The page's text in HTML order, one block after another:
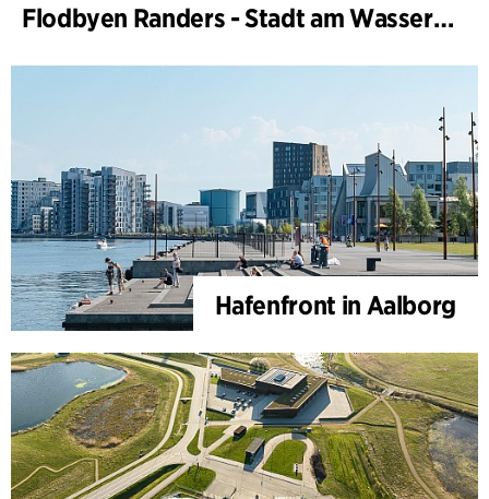
Flodbyen Randers - Stadt am Wasser (Stadtentwicklungsplan)
Hafenfront in Aalborg